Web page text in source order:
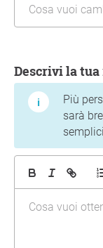
Descrivi la
Più
sarà